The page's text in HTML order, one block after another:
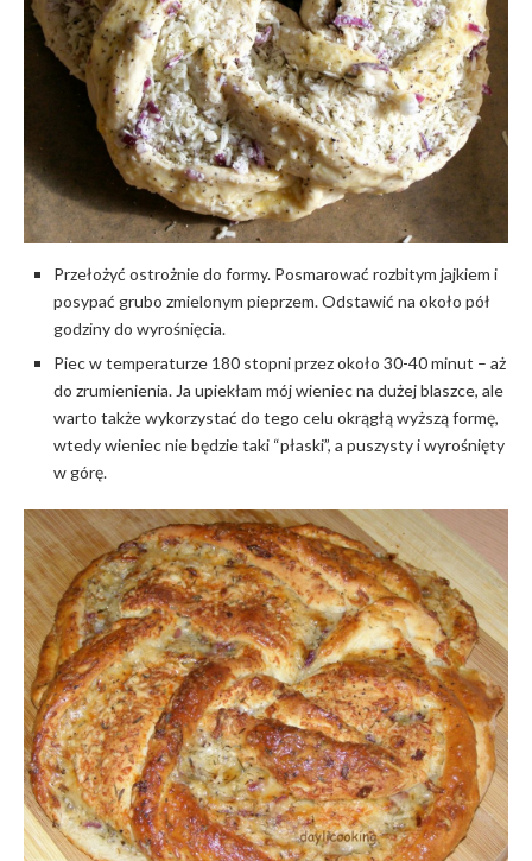
Przełożyć ostrożnie do formy. Posmarować rozbitym jajkiem i
posypać grubo zmielonym pieprzem. Odstawić na około pół
godziny do wyrośnięcia.
Piec w temperaturze 180 stopni przez około 30-40 minut – aż
do zrumienienia. Ja upiekłam mój wieniec na dużej blaszce, ale
warto także wykorzystać do tego celu okrągłą wyższą formę,
wtedy wieniec nie będzie taki “płaski”, a puszysty i wyrośnięty
w górę.